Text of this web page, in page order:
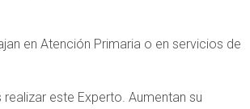
en Atención Primaria o en servicios de
realizar este Experto. Aumentan su